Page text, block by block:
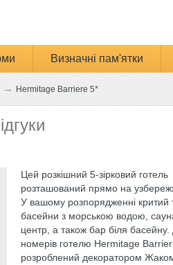
Визначні пам'ятки
→ Hermitage Barriere 5*
Цей розкішний 5-зірковий готель
розташований прямо на
У вашому розпорядженні критий
басейни з морською водою,
центр, а також бар біля басейну.
номерів готелю Hermitage
розроблений декоратором Жаком